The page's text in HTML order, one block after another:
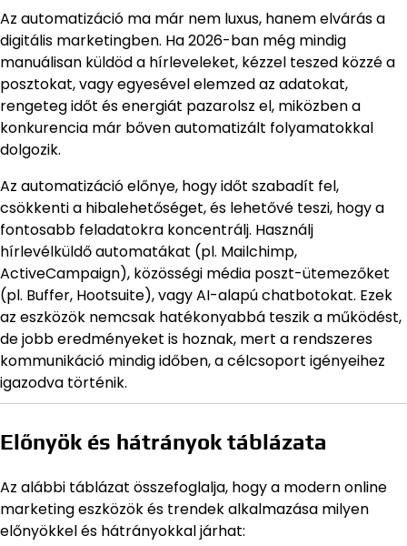
Az automatizáció ma már nem luxus, hanem elvárás a
digitális marketingben. Ha 2026-ban még mindig
manuálisan küldöd a hírleveleket, kézzel teszed közzé a
posztokat, vagy egyesével elemzed az adatokat,
rengeteg időt és energiát pazarolsz el, miközben a
konkurencia már bőven automatizált folyamatokkal
dolgozik.
Az automatizáció előnye, hogy időt szabadít fel,
csökkenti a hibalehetőséget, és lehetővé teszi, hogy a
fontosabb feladatokra koncentrálj. Használj
hírlevélküldő automatákat (pl. Mailchimp,
ActiveCampaign), közösségi média poszt-ütemezőket
(pl. Buffer, Hootsuite), vagy AI-alapú chatbotokat. Ezek
az eszközök nemcsak hatékonyabbá teszik a működést,
de jobb eredményeket is hoznak, mert a rendszeres
kommunikáció mindig időben, a célcsoport igényeihez
igazodva történik.
Előnyök és hátrányok táblázata
Az alábbi táblázat összefoglalja, hogy a modern online
marketing eszközök és trendek alkalmazása milyen
előnyökkel és hátrányokkal járhat: